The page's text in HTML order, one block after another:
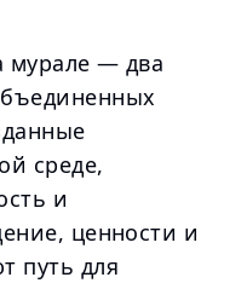
мурале — два
среде,
и
ценности и
путь для